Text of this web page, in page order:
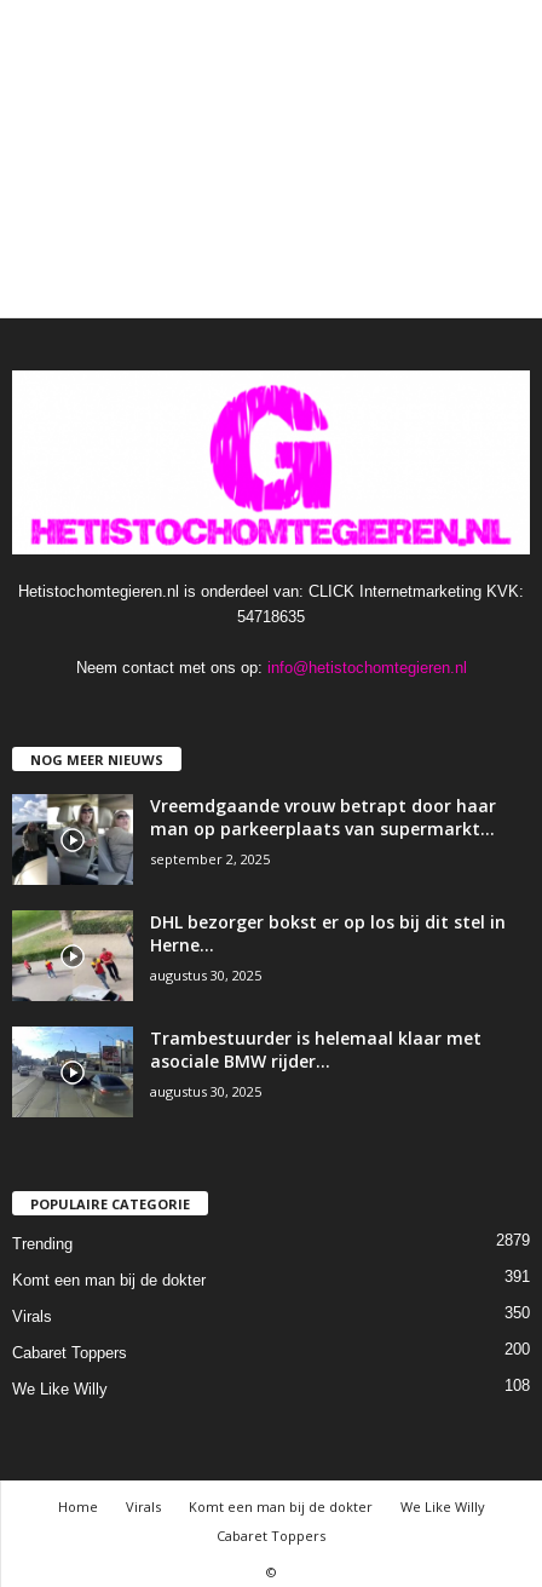
Hetistochomtegieren.nl is onderdeel van: CLICK Internetmarketing KVK:
54718635
Neem contact met ons op: info@hetistochomtegieren.nl
NOG MEER NIEUWS
Vreemdgaande vrouw betrapt door haar
man op parkeerplaats van supermarkt…
september 2, 2025
DHL bezorger bokst er op los bij dit stel in
Herne…
augustus 30, 2025
Trambestuurder is helemaal klaar met
asociale BMW rijder…
augustus 30, 2025
POPULAIRE CATEGORIE
Trending 2879
Komt een man bij de dokter 391
Virals 350
Cabaret Toppers 200
We Like Willy 108
Home Virals Komt een man bij de dokter
We Like Willy
Cabaret Toppers
©